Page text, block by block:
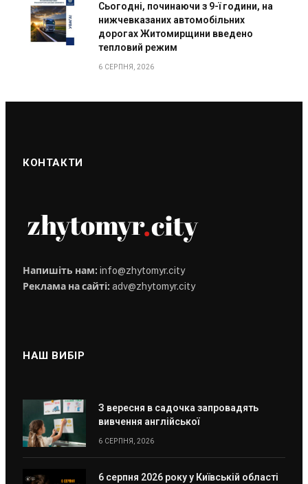
Сьогодні, починаючи з 9-ї години, на
нижчевказаних автомобільних
дорогах Житомирщини введено
тепловий режим
6 СЕРПНЯ, 2026
КОНТАКТИ
Напишіть нам: info@zhytomyr.city
Реклама на сайті: adv@zhytomyr.city
НАШ ВИБІР
З вересня в садочка запровадять
вивчення англійської
6 СЕРПНЯ, 2026
6 серпня 2026 року у Київській області